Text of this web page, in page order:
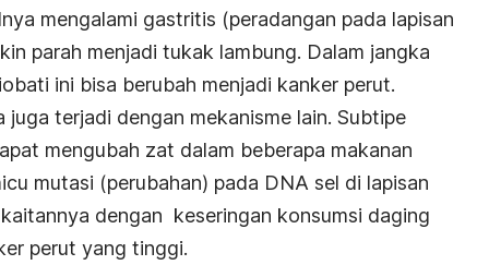
mengalami gastritis (peradangan pada lapisan
parah menjadi tukak lambung. Dalam jangka
ini bisa berubah menjadi kanker perut.
terjadi dengan mekanisme lain. Subtipe
mengubah zat dalam beberapa makanan
mutasi (perubahan) pada DNA sel di lapisan
dengan keseringan konsumsi daging
perut yang tinggi.